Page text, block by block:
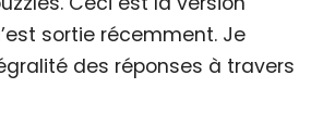
sortie récemment. Je
des réponses à travers